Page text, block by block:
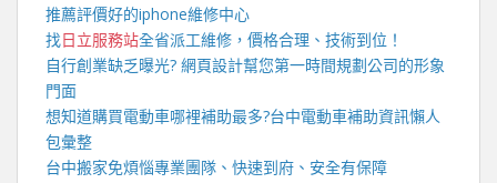
推薦評價好的iphone維修中心
找日立服務站全省派工維修，價格合理、技術到位！
自行創業缺乏曝光? 網頁設計幫您第一時間規劃公司的形象
門面
想知道購買電動車哪裡補助最多?台中電動車補助資訊懶人
包彙整
台中搬家免煩惱專業團隊、快速到府、安全有保障